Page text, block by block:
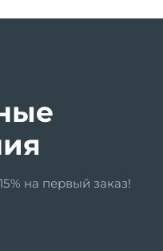
на первый заказ!